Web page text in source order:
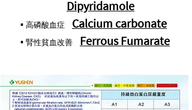
Dipyridamole
▪ 高磷酸血症 Calcium carbonate
▪ 腎性貧血改善 Ferrous Fumarate